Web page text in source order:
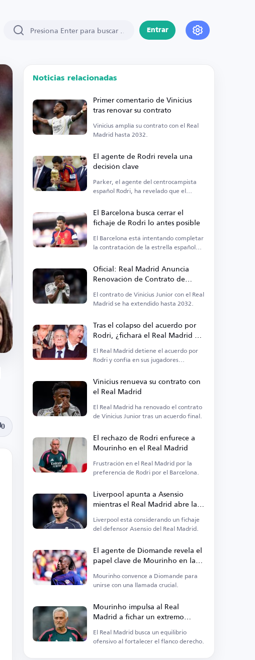
Entrar
0
Noticias relacionadas
Primer comentario de Vinicius
tras renovar su contrato
Vinicius amplía su contrato con el Real
Madrid hasta 2032.
El agente de Rodri revela una
decisión clave
Parker, el agente del centrocampista
español Rodri, ha revelado que el
El Barcelona busca cerrar el
fichaje de Rodri lo antes posible
El Barcelona está intentando completar
la contratación de la estrella española
Oficial: Real Madrid Anuncia
Renovación de Contrato de
Vinicius
El contrato de Vinicius Junior con el Real
Madrid se ha extendido hasta 2032.
Tras el colapso del acuerdo por
Rodri, ¿fichará el Real Madrid a
un centrocampista?
El Real Madrid detiene el acuerdo por
Rodri y confía en sus jugadores
Vinicius renueva su contrato con
el Real Madrid
El Real Madrid ha renovado el contrato
de Vinicius Junior tras un acuerdo final.
El rechazo de Rodri enfurece a
Mourinho en el Real Madrid
Frustración en el Real Madrid por la
preferencia de Rodri por el Barcelona.
Liverpool apunta a Asensio
mientras el Real Madrid abre la
puerta a su salida
Liverpool está considerando un fichaje
del defensor Asensio del Real Madrid.
El agente de Diomande revela el
papel clave de Mourinho en la
transferencia
Mourinho convence a Diomande para
unirse con una llamada crucial.
Mourinho impulsa al Real
Madrid a fichar un extremo
derecho
El Real Madrid busca un equilibrio
ofensivo al fortalecer el flanco derecho.